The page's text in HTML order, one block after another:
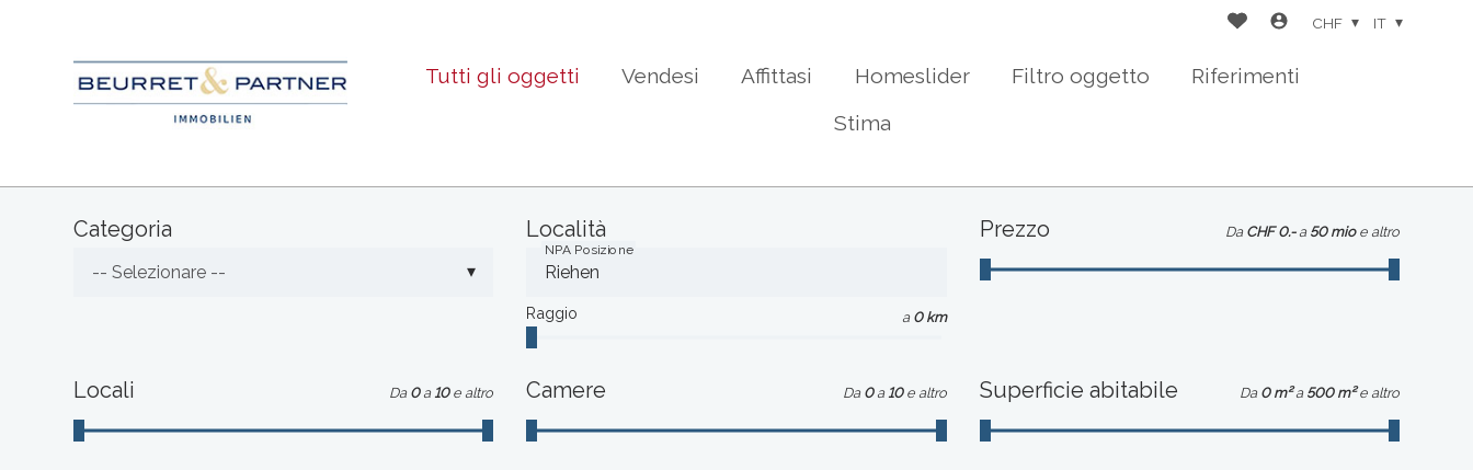
Tutti gli oggetti Vendesi Affittasi Homeslider Filtro oggetto
Riferimenti
Stima
CHF IT
Categoria
-- Selezionare --
Località
NPA Posizione
Raggio a 0 km
Prezzo Da CHF 0.- a 50 mio e altro
Locali Da 0 a 10 e altro Camere Da 0 a 10 e altro Superficie abitabile Da 0 m² a 500 m² e altro